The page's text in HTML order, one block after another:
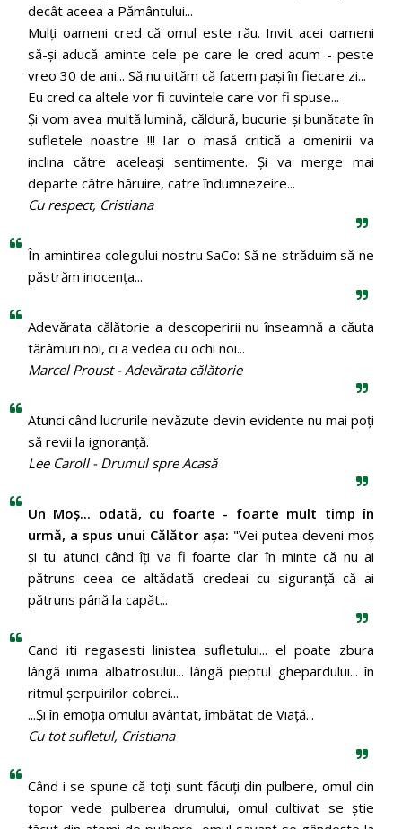
decât aceea a Pământului...
Mulți oameni cred că omul este rău. Invit acei oameni
să-și aducă aminte cele pe care le cred acum - peste
vreo 30 de ani... Să nu uităm că facem pași în fiecare zi...
Eu cred ca altele vor fi cuvintele care vor fi spuse...
Și vom avea multă lumină, căldură, bucurie și bunătate în
sufletele noastre !!! Iar o masă critică a omenirii va
inclina către aceleași sentimente. Și va merge mai
departe către hăruire, catre îndumnezeire...
Cu respect, Cristiana
În amintirea colegului nostru SaCo: Să ne străduim să ne
păstrăm inocenţa...
Adevărata călătorie a descoperirii nu înseamnă a căuta
tărâmuri noi, ci a vedea cu ochi noi...
Marcel Proust - Adevărata călătorie
Atunci când lucrurile nevăzute devin evidente nu mai poți
să revii la ignoranță.
Lee Caroll - Drumul spre Acasă
Un Moş... odată, cu foarte - foarte mult timp în
urmă, a spus unui Călător aşa: "Vei putea deveni moş
şi tu atunci când îţi va fi foarte clar în minte că nu ai
pătruns ceea ce altădată credeai cu siguranţă că ai
pătruns până la capăt...
Cand iti regasesti linistea sufletului... el poate zbura
lângă inima albatrosului... lângă pieptul ghepardului... în
ritmul şerpuirilor cobrei...
...Şi în emoţia omului avântat, îmbătat de Viaţă...
Cu tot sufletul, Cristiana
Când i se spune că toți sunt făcuți din pulbere, omul din
topor vede pulberea drumului, omul cultivat se știe